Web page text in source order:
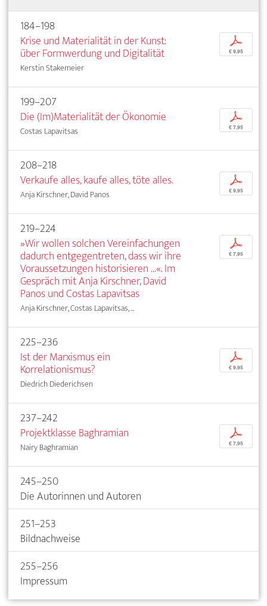
184–198
Krise und Materialität in der Kunst:
über Formwerdung und Digitalität
Kerstin Stakemeier
p
€ 9,95
199–207
Die (Im)Materialität der Ökonomie
Costas Lapavitsas
p
€ 7,95
208–218
Verkaufe alles, kaufe alles, töte alles.
Anja Kirschner, David Panos
p
€ 9,95
219–224
»Wir wollen solchen Vereinfachungen
dadurch entgegentreten, dass wir ihre
Voraussetzungen historisieren ...«. Im
Gespräch mit Anja Kirschner, David
Panos und Costas Lapavitsas
Anja Kirschner, Costas Lapavitsas, ...
p
€ 7,95
225–236
Ist der Marxismus ein
Korrelationismus?
Diedrich Diederichsen
p
€ 9,95
237–242
Projektklasse Baghramian
Nairy Baghramian
p
€ 7,95
245–250
Die Autorinnen und Autoren
251–253
Bildnachweise
255–256
Impressum